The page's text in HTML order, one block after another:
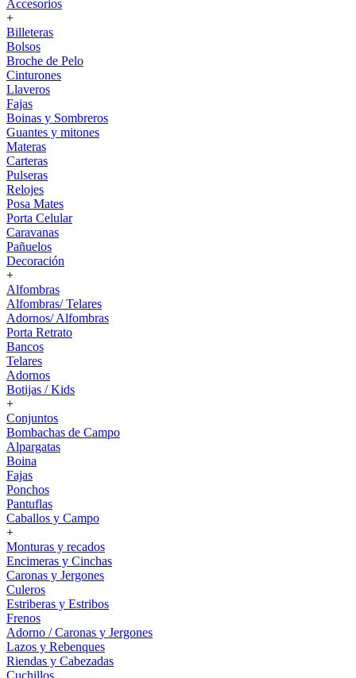
Accesorios
+
Billeteras
Bolsos
Broche de Pelo
Cinturones
Llaveros
Fajas
Boinas y Sombreros
Guantes y mitones
Materas
Carteras
Pulseras
Relojes
Posa Mates
Porta Celular
Caravanas
Pañuelos
Decoración
+
Alfombras
Alfombras/ Telares
Adornos/ Alfombras
Porta Retrato
Bancos
Telares
Adornos
Botijas / Kids
+
Conjuntos
Bombachas de Campo
Alpargatas
Boina
Fajas
Ponchos
Pantuflas
Caballos y Campo
+
Monturas y recados
Encimeras y Cinchas
Caronas y Jergones
Culeros
Estriberas y Estribos
Frenos
Adorno / Caronas y Jergones
Lazos y Rebenques
Riendas y Cabezadas
Cuchillos